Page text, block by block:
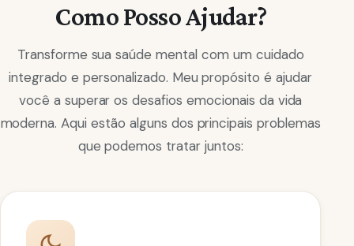
Como Posso Ajudar?
Transforme sua saúde mental com um cuidado
integrado e personalizado. Meu propósito é ajudar
você a superar os desafios emocionais da vida
moderna. Aqui estão alguns dos principais problemas
que podemos tratar juntos: